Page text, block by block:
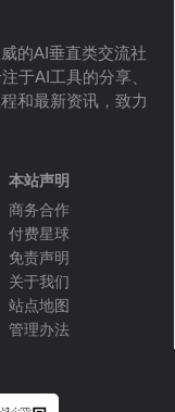
的AI垂直类交流社
于AI工具的分享、
和最新资讯，致力
本站声明
商务合作
付费星球
免责声明
关于我们
站点地图
管理办法